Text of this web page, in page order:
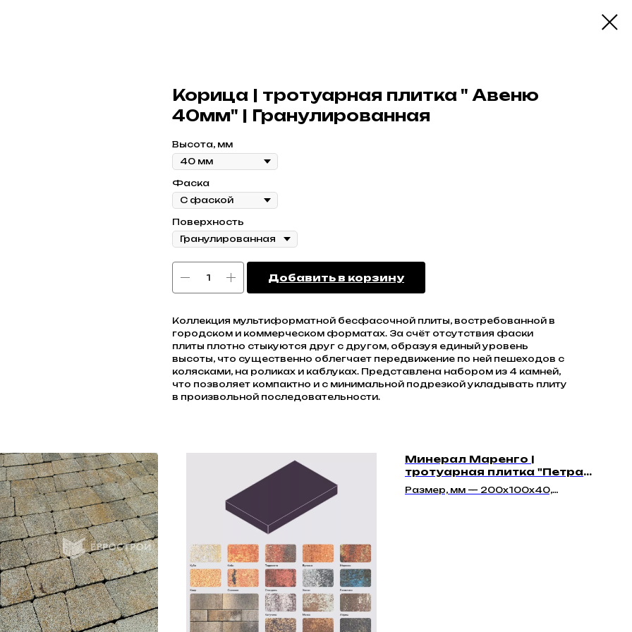
Корица | тротуарная плитка " Авеню
40мм" | Гранулированная
Высота, мм
Фаска
Поверхность
Добавить в корзину
Коллекция мультиформатной бесфасочной плиты, востребованной в
городском и коммерческом форматах. За счёт отсутствия фаски
плиты плотно стыкуются друг с другом, образуя единый уровень
высоты, что существенно облегчает передвижение по ней пешеходов с
колясками, на роликах и каблуках. Представлена набором из 4 камней,
что позволяет компактно и с минимальной подрезкой укладывать плиту
в произвольной последовательности.
Минерал Маренго |
тротуарная плитка "Петра
40мм"
Размер, мм — 200x100x40,